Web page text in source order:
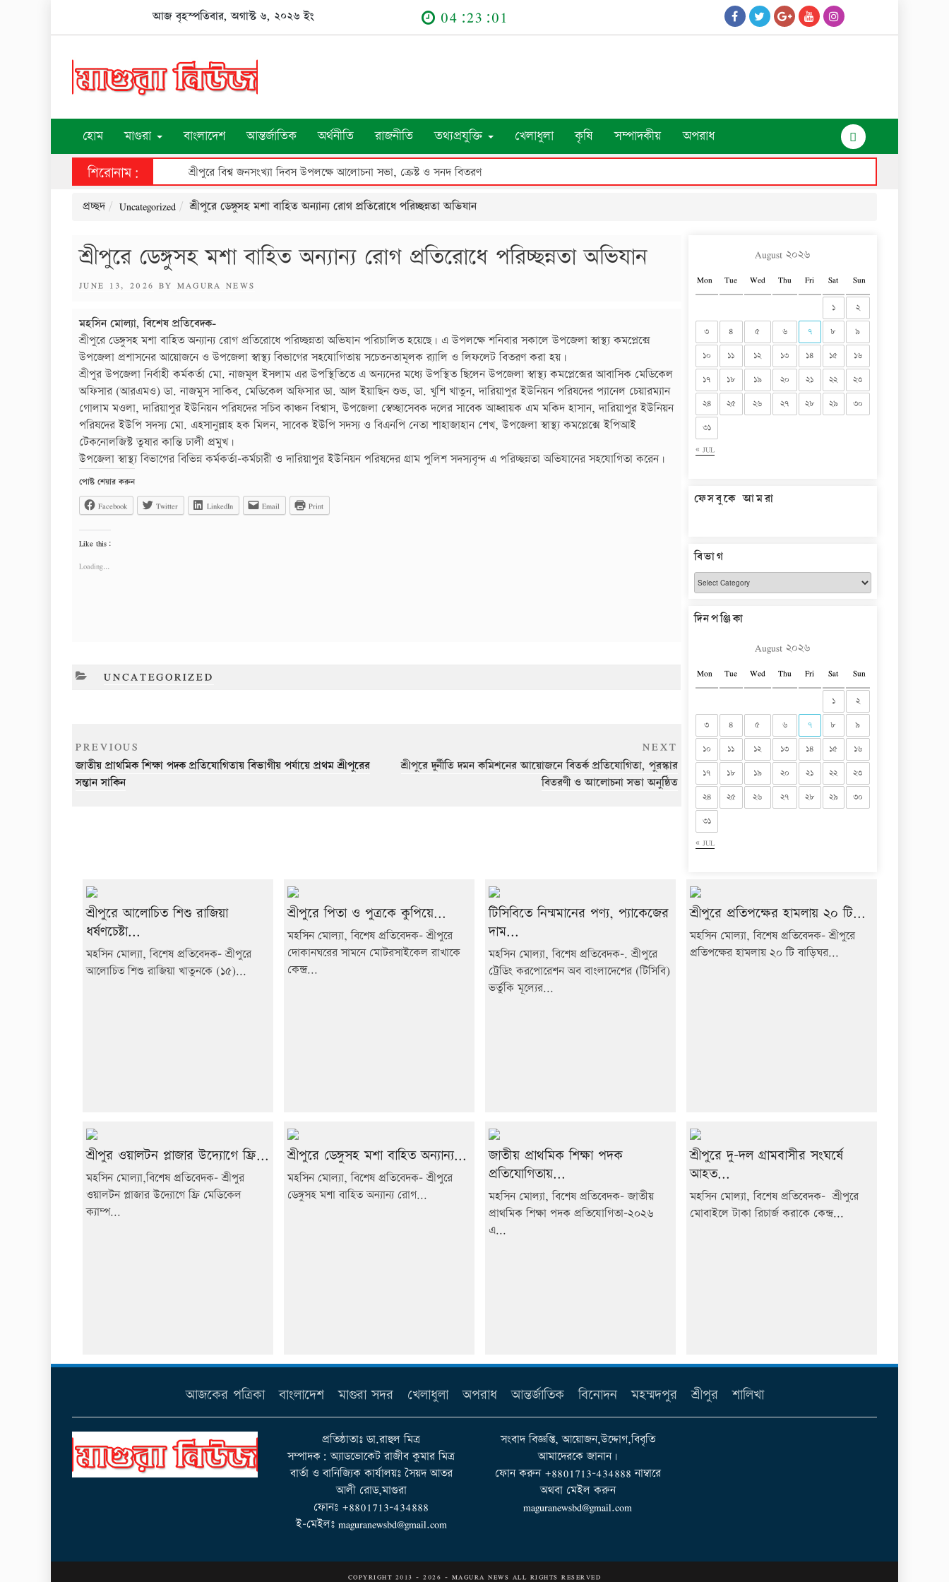
আজ বৃহস্পতিবার, অগাস্ট ৬, ২০২৬ ইং 04:23:02
হোম মাগুরা বাংলাদেশ আন্তর্জাতিক অর্থনীতি রাজনীতি তথ্যপ্রযুক্তি খেলাধুলা কৃষি সম্পাদকীয় অপরাধ
শিরোনাম: শ্রীপুরে বিশ্ব জনসংখ্যা দিবস উপলক্ষে আলোচনা সভা, ক্রেস্ট ও সনদ বিতরণ
প্রচ্ছদ Uncategorized শ্রীপুরে ডেঙ্গুসহ মশা বাহিত অন্যান্য রোগ প্রতিরোধে পরিচ্ছন্নতা অভিযান
শ্রীপুরে ডেঙ্গুসহ মশা বাহিত অন্যান্য রোগ প্রতিরোধে পরিচ্ছন্নতা অভিযান
POSTED
JUNE 13, 2026 BY MAGURA NEWS
মহসিন মোল্যা, বিশেষ প্রতিবেদক-
শ্রীপুরে ডেঙ্গুসহ মশা বাহিত অন্যান্য রোগ প্রতিরোধে পরিচ্ছন্নতা অভিযান পরিচালিত হয়েছে। এ উপলক্ষে শনিবার সকালে উপজেলা স্বাস্থ্য কমপ্লেক্সে
উপজেলা প্রশাসনের আয়োজনে ও উপজেলা স্বাস্থ্য বিভাগের সহযোগিতায় সচেতনতামূলক র‍্যালি ও লিফলেট বিতরণ করা হয়।
শ্রীপুর উপজেলা নির্বাহী কর্মকর্তা মো. নাজমূল ইসলাম এর উপস্থিতিতে এ অন্যদের মধ্যে উপস্থিত ছিলেন উপজেলা স্বাস্থ্য কমপ্লেক্সের আবাসিক মেডিকেল
অফিসার (আরএমও) ডা. নাজমুস সাকিব, মেডিকেল অফিসার ডা. আল ইয়াছিন শুভ, ডা. খুশি খাতুন, দারিয়াপুর ইউনিয়ন পরিষদের প্যানেল চেয়ারম্যান
গোলাম মওলা, দারিয়াপুর ইউনিয়ন পরিষদের সচিব কাঞ্চন বিশ্বাস, উপজেলা স্বেচ্ছাসেবক দলের সাবেক আহ্বায়ক এম মকিদ হাসান, দারিয়াপুর ইউনিয়ন
পরিষদের ইউপি সদস্য মো. এহসানুল্লাহ হক মিলন, সাবেক ইউপি সদস্য ও বিএনপি নেতা শাহাজাহান শেখ, উপজেলা স্বাস্থ্য কমপ্লেক্সে ইপিআই
টেকনোলজিস্ট তুষার কান্তি ঢালী প্রমুখ।
উপজেলা স্বাস্থ্য বিভাগের বিভিন্ন কর্মকর্তা-কর্মচারী ও দারিয়াপুর ইউনিয়ন পরিষদের গ্রাম পুলিশ সদস্যবৃন্দ এ পরিচ্ছন্নতা অভিযানের সহযোগিতা করেন।
পোষ্ট শেয়ার করুন
Facebook
Twitter LinkedIn Email Print
Like this:
Loading...
CATEGORIES
UNCATEGORIZED
Post
navigation
Previous
Post
PREVIOUS
জাতীয় প্রাথমিক শিক্ষা পদক প্রতিযোগিতায় বিভাগীয় পর্যায়ে প্রথম শ্রীপুরের
সন্তান সাকিন
Post
NEXT
শ্রীপুরে দুর্নীতি দমন কমিশনের আয়োজনে বিতর্ক প্রতিযোগিতা, পুরস্কার
বিতরণী ও আলোচনা সভা অনুষ্ঠিত
August ২০২৬
Mon Tue Wed Thu Fri Sat Sun
« JUL
১
২
৩
৪ ৫ ৬ ৭ ৮
৯
১০
১১ ১২ ১৩ ১৪ ১৫
১৬
১৭
১৮ ১৯ ২০ ২১ ২২
২৩
২৪
২৫ ২৬ ২৭ ২৮ ২৯
৩০
৩১
ফেসবুকে আমরা
বিভাগ
বিভাগ
দিনপঞ্জিকা
August ২০২৬
Mon Tue Wed Thu Fri Sat Sun
« JUL
১
২
৩
৪ ৫ ৬ ৭ ৮
৯
১০
১১ ১২ ১৩ ১৪ ১৫
১৬
১৭
১৮ ১৯ ২০ ২১ ২২
২৩
২৪
২৫ ২৬ ২৭ ২৮ ২৯
৩০
৩১
শ্রীপুরে আলোচিত শিশু রাজিয়া
ধর্ষণচেষ্টা...
মহসিন মোল্যা, বিশেষ প্রতিবেদক- শ্রীপুরে
আলোচিত শিশু রাজিয়া খাতুনকে (১৫)...
শ্রীপুরে পিতা ও পুত্রকে কুপিয়ে...
মহসিন মোল্যা, বিশেষ প্রতিবেদক- শ্রীপুরে
দোকানঘরের সামনে মোটরসাইকেল রাখাকে
কেন্দ্র...
টিসিবিতে নিম্মমানের পণ্য, প্যাকেজের
দাম...
মহসিন মোল্যা, বিশেষ প্রতিবেদক-. শ্রীপুরে
ট্রেডিং করপোরেশন অব বাংলাদেশের (টিসিবি)
ভর্তুকি মূল্যের...
শ্রীপুরে প্রতিপক্ষের হামলায় ২০ টি...
মহসিন মোল্যা, বিশেষ প্রতিবেদক- শ্রীপুরে
প্রতিপক্ষের হামলায় ২০ টি বাড়িঘর...
শ্রীপুর ওয়ালটন প্লাজার উদ্যোগে ফ্রি...
মহসিন মোল্যা,বিশেষ প্রতিবেদক- শ্রীপুর
ওয়ালটন প্লাজার উদ্যোগে ফ্রি মেডিকেল
ক্যাম্প...
শ্রীপুরে ডেঙ্গুসহ মশা বাহিত অন্যান্য...
মহসিন মোল্যা, বিশেষ প্রতিবেদক- শ্রীপুরে
ডেঙ্গুসহ মশা বাহিত অন্যান্য রোগ...
জাতীয় প্রাথমিক শিক্ষা পদক
প্রতিযোগিতায়...
মহসিন মোল্যা, বিশেষ প্রতিবেদক- জাতীয়
প্রাথমিক শিক্ষা পদক প্রতিযোগিতা-২০২৬
এ...
শ্রীপুরে দু-দল গ্রামবাসীর সংঘর্ষে
আহত...
মহসিন মোল্যা, বিশেষ প্রতিবেদক- শ্রীপুরে
মোবাইলে টাকা রিচার্জ করাকে কেন্দ্র...
আজকের পত্রিকা বাংলাদেশ মাগুরা সদর খেলাধুলা অপরাধ আন্তর্জাতিক বিনোদন মহম্মদপুর শ্রীপুর শালিখা
প্রতিষ্ঠাতাঃ ডা.রাহুল মিত্র
সম্পাদক: অ্যাডভোকেট রাজীব কুমার মিত্র
বার্তা ও বানিজ্যিক কার্যালয়ঃ সৈয়দ আতর
আলী রোড,মাগুরা
ফোনঃ +8801713-434888
ই-মেইলঃ maguranewsbd@gmail.com
সংবাদ বিজ্ঞপ্তি, আয়োজন,উদ্দোগ,বিবৃতি
আমাদেরকে জানান।
ফোন করুন +8801713-434888 নাম্বারে
অথবা মেইল করুন
maguranewsbd@gmail.com
COPYRIGHT 2013 - 2026 - MAGURA NEWS ALL RIGHTS RESERVED